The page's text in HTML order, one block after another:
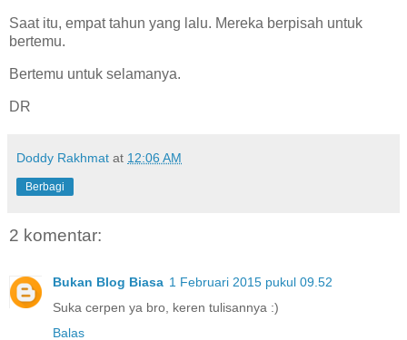
Saat itu, empat tahun yang lalu. Mereka berpisah untuk
bertemu.
Bertemu untuk selamanya.
DR
Doddy Rakhmat at 12:06 AM
Berbagi
2 komentar:
Bukan Blog Biasa 1 Februari 2015 pukul 09.52
Suka cerpen ya bro, keren tulisannya :)
Balas